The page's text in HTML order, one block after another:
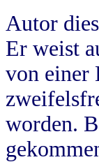
Autor
Er weist
von einer
worden.